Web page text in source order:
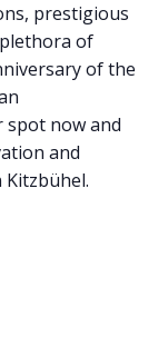
prestigious
of
of the
spot now and
and